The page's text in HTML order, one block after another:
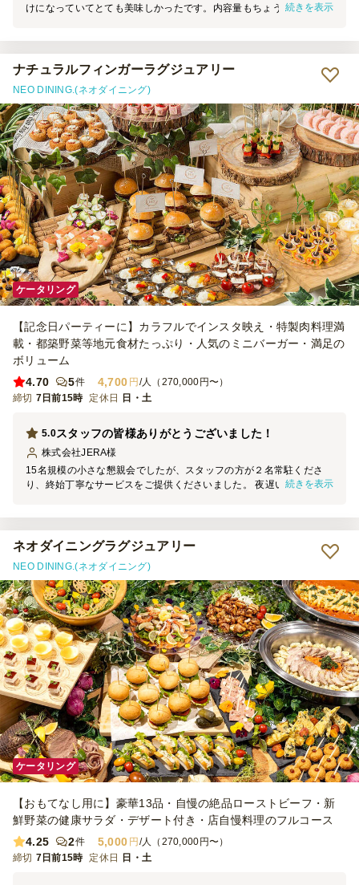
けになっていてとても美味しかったです。内容量もちょうどよく、デ
続きを表示
ナチュラルフィンガーラグジュアリー
NEO DINING.(ネオダイニング)
ケータリング
【記念日パーティーに】カラフルでインスタ映え・特製肉料理満
載・都築野菜等地元食材たっぷり・人気のミニバーガー・満足の
ボリューム
4.70
5件 4,700 円/人（270,000円〜）
締切 7日前15時 定休日 日・土
スタッフの皆様ありがとうございました！
5.0
株式会社JERA様
15名規模の小さな懇親会でしたが、スタッフの方が２名常駐くださ
り、終始丁寧なサービスをご提供くださいました。 夜遅い時間まで
続きを表示
ネオダイニングラグジュアリー
NEO DINING.(ネオダイニング)
ケータリング
【おもてなし用に】豪華13品・自慢の絶品ローストビーフ・新
鮮野菜の健康サラダ・デザート付き・店自慢料理のフルコース
4.25
2件 5,000 円/人（270,000円〜）
締切 7日前15時 定休日 日・土